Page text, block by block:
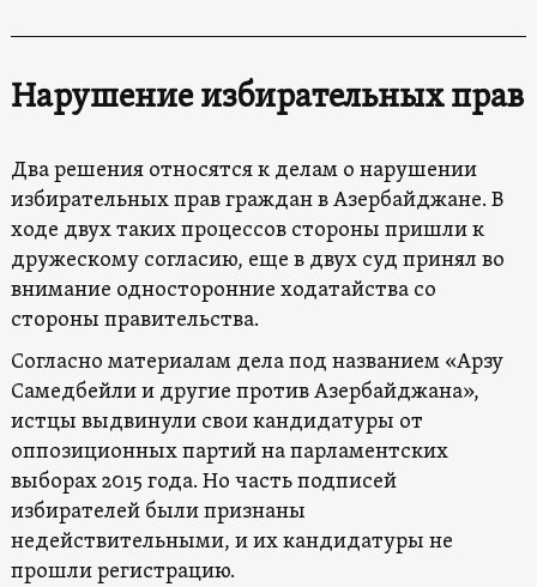
Нарушение избирательных прав
Два решения относятся к делам о нарушении
избирательных прав граждан в Азербайджане. В
ходе двух таких процессов стороны пришли к
дружескому согласию, еще в двух суд принял во
внимание односторонние ходатайства со
стороны правительства.
Согласно материалам дела под названием «Арзу
Самедбейли и другие против Азербайджана»,
истцы выдвинули свои кандидатуры от
оппозиционных партий на парламентских
выборах 2015 года. Но часть подписей
избирателей были признаны
недействительными, и их кандидатуры не
прошли регистрацию.